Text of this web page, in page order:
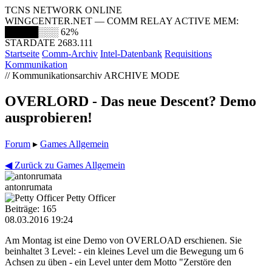
TCNS NETWORK ONLINE
WINGCENTER.NET — COMM RELAY ACTIVE MEM:
█████░░░ 62%
STARDATE 2683.111
Startseite Comm-Archiv Intel-Datenbank Requisitions
Kommunikation
// Kommunikationsarchiv ARCHIVE MODE
OVERLORD - Das neue Descent? Demo
ausprobieren!
Forum ▸ Games Allgemein
◀ Zurück zu Games Allgemein
antonrumata
Petty Officer
Beiträge: 165
08.03.2016 19:24
Am Montag ist eine Demo von OVERLOAD erschienen. Sie
beinhaltet 3 Level: - ein kleines Level um die Bewegung um 6
Achsen zu üben - ein Level unter dem Motto "Zerstöre den